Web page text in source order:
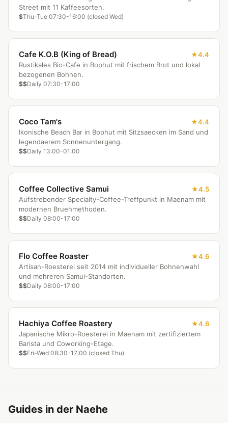
Street mit 11 Kaffeesorten.
$Thu-Tue 07:30-16:00 (closed Wed)
Cafe K.O.B (King of Bread)
4.4
Rustikales Bio-Cafe in Bophut mit frischem Brot und lokal
bezogenen Bohnen.
$$Daily 07:30-17:00
Coco Tam's
4.4
Ikonische Beach Bar in Bophut mit Sitzsaecken im Sand und
legendaerem Sonnenuntergang.
$$Daily 13:00-01:00
Coffee Collective Samui
4.5
Aufstrebender Specialty-Coffee-Treffpunkt in Maenam mit
modernen Bruehmethoden.
$$Daily 08:00-17:00
Flo Coffee Roaster
4.6
Artisan-Roesterei seit 2014 mit individueller Bohnenwahl
und mehreren Samui-Standorten.
$$Daily 08:00-17:00
Hachiya Coffee Roastery
4.6
Japanische Mikro-Roesterei in Maenam mit zertifiziertem
Barista und Coworking-Etage.
$$Fri-Wed 08:30-17:00 (closed Thu)
Guides in der Naehe